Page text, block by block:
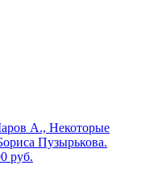
А., Некоторые
Пузырькова.
руб.